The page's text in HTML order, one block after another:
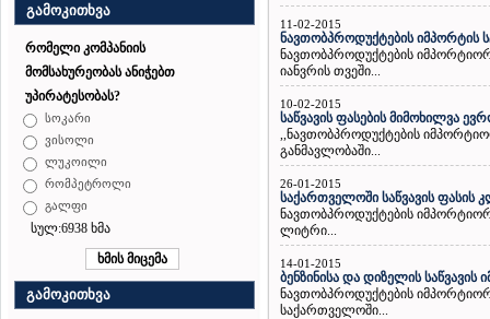
გამოკითხვა
რომელი კომპანიის
მომსახურეობას ანიჭებთ
უპირატესობას?
სოკარი
ვისოლი
ლუკოილი
რომპეტროლი
გალფი
სულ:6938 ხმა
გამოკითხვა
11-02-2015
ნავთობპროდუქტების იმპორტის
ნავთობპროდუქტების
იანვრის თვეში...
10-02-2015
საწვავის ფასების მიმოხილვა
,,ნავთობპროდუქტების
განმავლობაში...
26-01-2015
საქართველოში საწვავის ფასის
ნავთობპროდუქტების
ლიტრი...
14-01-2015
ბენზინისა და დიზელის
ნავთობპროდუქტების
საქართველოში...